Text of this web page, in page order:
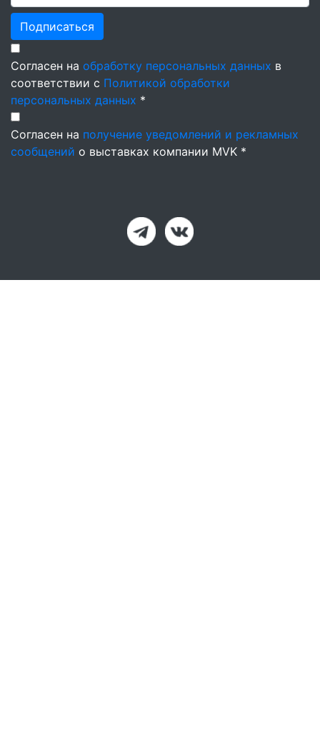
Подписаться
Согласен на обработку персональных данных в
соответствии с Политикой обработки
персональных данных *
Согласен на получение уведомлений и рекламных
сообщений о выставках компании MVK *